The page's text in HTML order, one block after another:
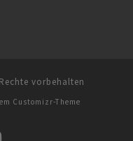
vorbehalten
Customizr-Theme